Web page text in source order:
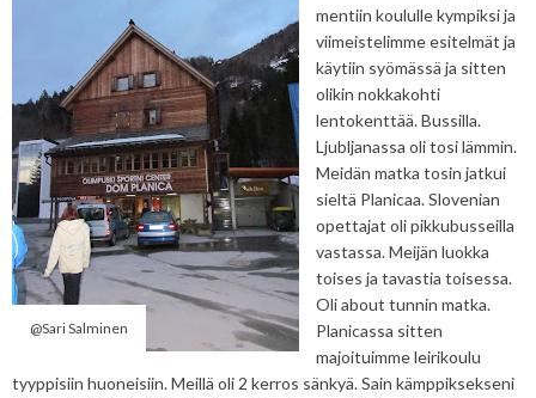
@Sari Salminen
mentiin koululle kympiksi ja
viimeistelimme esitelmät ja
käytiin syömässä ja sitten
olikin nokkakohti
lentokenttää. Bussilla.
Ljubljanassa oli tosi lämmin.
Meidän matka tosin jatkui
sieltä Planicaa. Slovenian
opettajat oli pikkubusseilla
vastassa. Meijän luokka
toises ja tavastia toisessa.
Oli about tunnin matka.
Planicassa sitten
majoituimme leirikoulu
tyyppisiin huoneisiin. Meillä oli 2 kerros sänkyä. Sain kämppiksekseni